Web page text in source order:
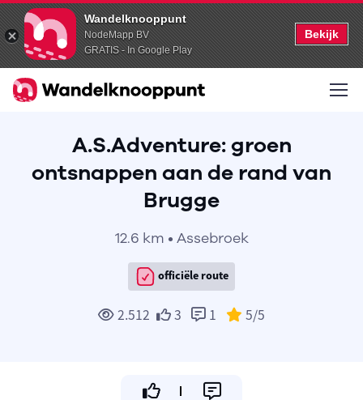
Wandelknooppunt
NodeMapp BV
GRATIS - In Google Play
Bekijk
A.S.Adventure: groen
ontsnappen aan de rand van
Brugge
12.6 km • Assebroek
officiële route
2.512 3 1 5/5